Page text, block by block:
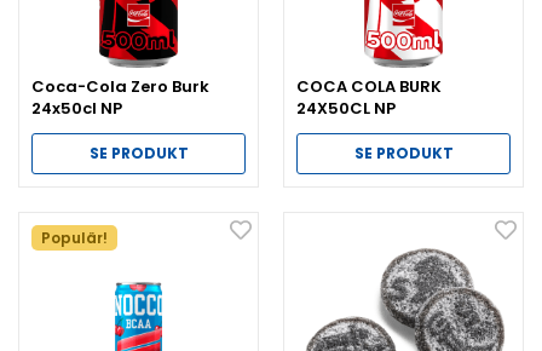
Coca-Cola Zero Burk
24x50cl NP
SE PRODUKT
COCA COLA BURK
24X50CL NP
SE PRODUKT
Populär!